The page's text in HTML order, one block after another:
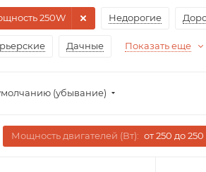
Недорогие
Дачные
250W
Показать еще
(убывание)
Мощность двигателей (Вт): от 250 до 250